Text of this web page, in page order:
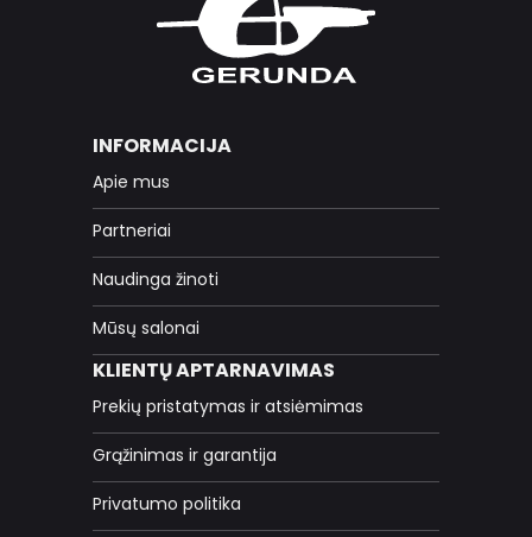
INFORMACIJA
Apie mus
Partneriai
Naudinga žinoti
Mūsų salonai
KLIENTŲ APTARNAVIMAS
Prekių pristatymas ir atsiėmimas
Grąžinimas ir garantija
Privatumo politika